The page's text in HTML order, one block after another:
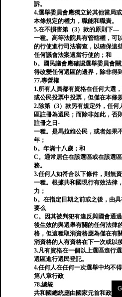
訴。
4.選舉委員會應獨立於其他當局
本條規定的權力，職能和職責。
5.在不損害第（3）款的原則下—
一種。高等法院具有管轄權，可
的行使進行司法審查，以確保這
任何議會法案適當行使的；和
b。國民議會應確認選舉委員會
得改變任何選區的邊界，除非得
77.專營權
1.所有人員都有資格在任何大選
或公民投票中投票，但僅在本條
2.除第（3）款另有規定外，任
區註冊為選民；而除非如此，否
註冊之日-
一種。是馬拉維公民，或者如果
年；
b。年滿十八歲；和
C。通常居住在該選區或在該選
務。
3.任何人如符合以下條件，則無
一種。根據共和國現行有效法律
力；
b。在指定日期之前或之後，由
要么
C。因其被判犯有違反與國會通
後生效的與選舉有關的任何法律
格，但這種取消資格應為僅在有
消資格的人有資格在下一次或以
3.凡有資格在一個以上選區進行
選區進行選民登記。
4.任何人在任何一次選舉中均不
第八章行政
78.總統
共和國總統應由國家元首和政府